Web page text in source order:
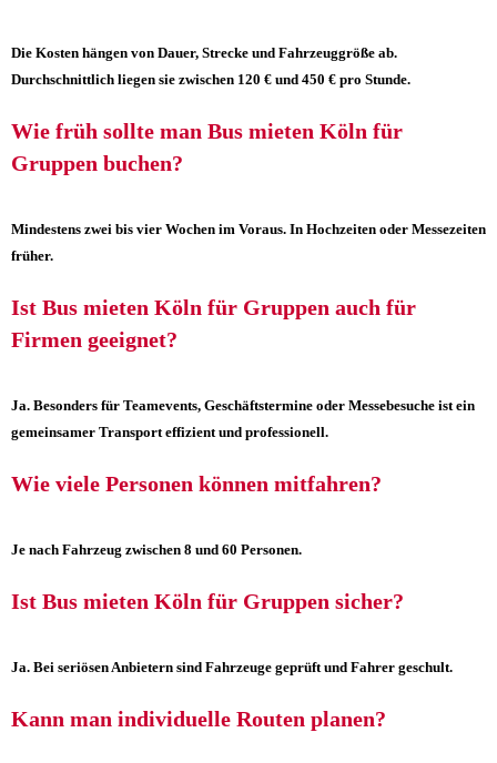
Die Kosten hängen von Dauer, Strecke und Fahrzeuggröße ab.
Durchschnittlich liegen sie zwischen 120 € und 450 € pro Stunde.
Wie früh sollte man Bus mieten Köln für
Gruppen buchen?
Mindestens zwei bis vier Wochen im Voraus. In Hochzeiten oder Messezeiten
früher.
Ist Bus mieten Köln für Gruppen auch für
Firmen geeignet?
Ja. Besonders für Teamevents, Geschäftstermine oder Messebesuche ist ein
gemeinsamer Transport effizient und professionell.
Wie viele Personen können mitfahren?
Je nach Fahrzeug zwischen 8 und 60 Personen.
Ist Bus mieten Köln für Gruppen sicher?
Ja. Bei seriösen Anbietern sind Fahrzeuge geprüft und Fahrer geschult.
Kann man individuelle Routen planen?